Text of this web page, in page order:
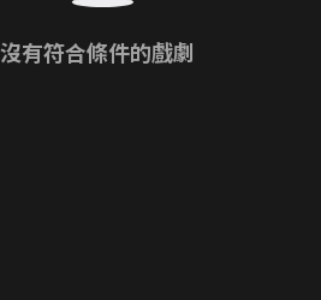
沒有符合條件的戲劇